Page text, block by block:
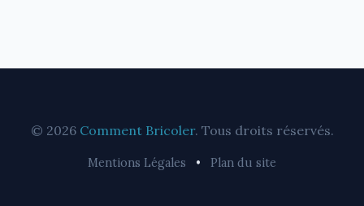
© 2026 Comment Bricoler. Tous droits réservés.
Mentions Légales • Plan du site